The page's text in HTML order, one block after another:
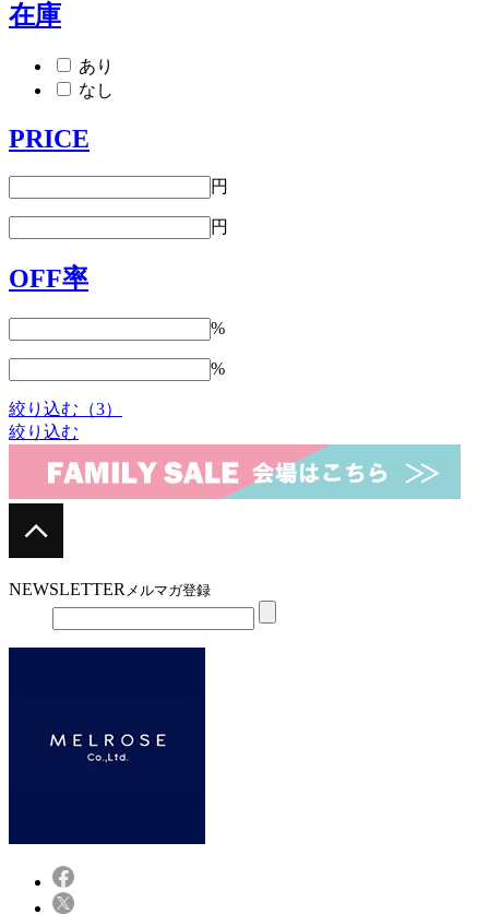
在庫
あり
なし
PRICE
円
円
OFF率
%
%
絞り込む（3）
絞り込む
NEWSLETTER メルマガ登録